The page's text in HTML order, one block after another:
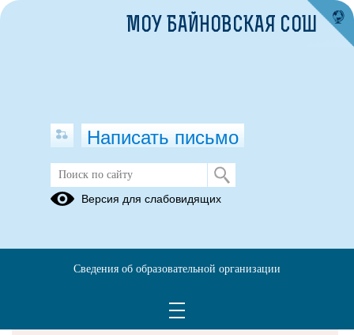
МОУ БАЙНОВСКАЯ СОШ
Написать письмо
Версия для слабовидящих
Сведения об образовательной организации